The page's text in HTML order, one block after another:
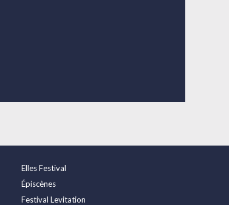
Elles Festival
Épiscènes
Festival Levitation